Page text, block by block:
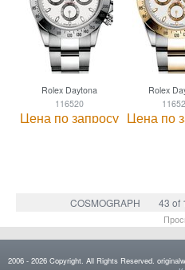
Rolex Daytona
116520
Цена по запросу
Rolex
Цена по
COSMOGRAPH 43 of
2006 - 2026 Copyright. All Rights Reserved.